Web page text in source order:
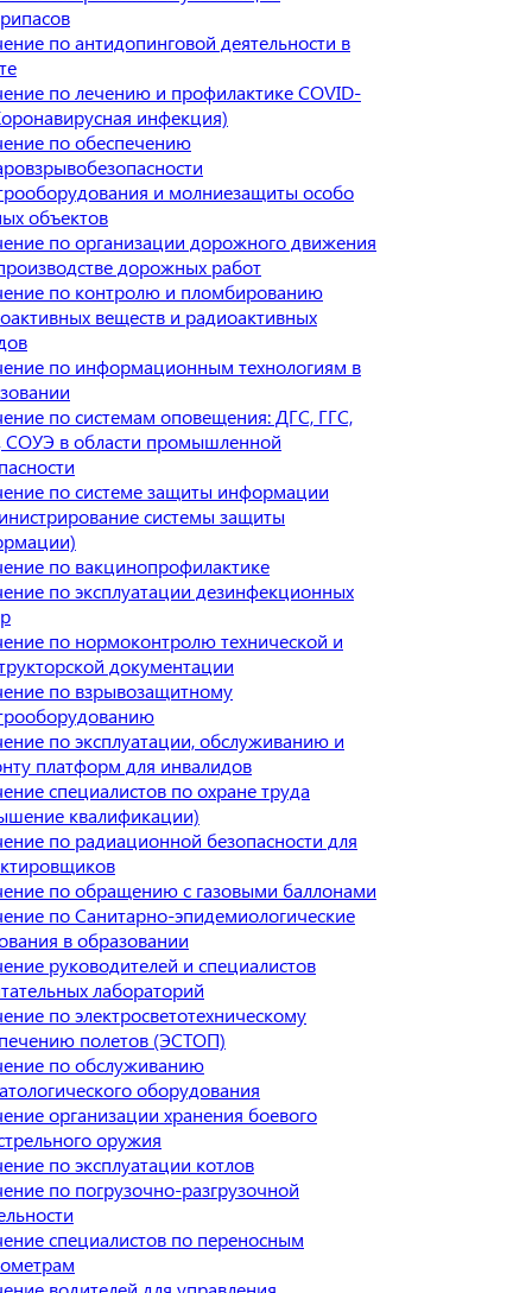
по антидопинговой деятельности в
по лечению и профилактике COVID-
инфекция)
по обеспечению
и молниезащиты особо
объектов
по организации дорожного движения
дорожных работ
по контролю и пломбированию
веществ и радиоактивных
по информационным технологиям в
по системам оповещения: ДГС, ГГС,
в области промышленной
по системе защиты информации
системы защиты
по вакцинопрофилактике
по эксплуатации дезинфекционных
по нормоконтролю технической и
документации
по взрывозащитному
по эксплуатации, обслуживанию и
платформ для инвалидов
специалистов по охране труда
квалификации)
по радиационной безопасности для
по обращению с газовыми баллонами
по Санитарно-эпидемиологические
в образовании
руководителей и специалистов
лабораторий
по электросветотехническому
полетов (ЭСТОП)
по обслуживанию
оборудования
организации хранения боевого
оружия
по эксплуатации котлов
по погрузочно-разгрузочной
специалистов по переносным